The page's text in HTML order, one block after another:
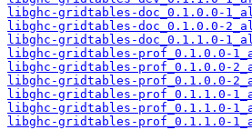
libghc-gridtables-doc_0.1.0.0-
libghc-gridtables-doc_0.1.0.0-
libghc-gridtables-doc_0.1.1.0-
libghc-gridtables-prof_0.1.0.0-
libghc-gridtables-prof_0.1.0.0-
libghc-gridtables-prof_0.1.0.0-
libghc-gridtables-prof_0.1.1.0-
libghc-gridtables-prof_0.1.1.0-
libghc-gridtables-prof_0.1.1.0-